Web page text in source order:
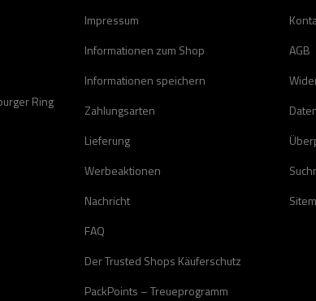
Ring
Impressum
Informationen zum Shop
Informationen speichern
Zahlungsarten
Lieferung
Werbeaktionen
Nachricht
FAQ
Der Trusted Shops Käuferschutz
PackPoints – Treueprogramm
AGB